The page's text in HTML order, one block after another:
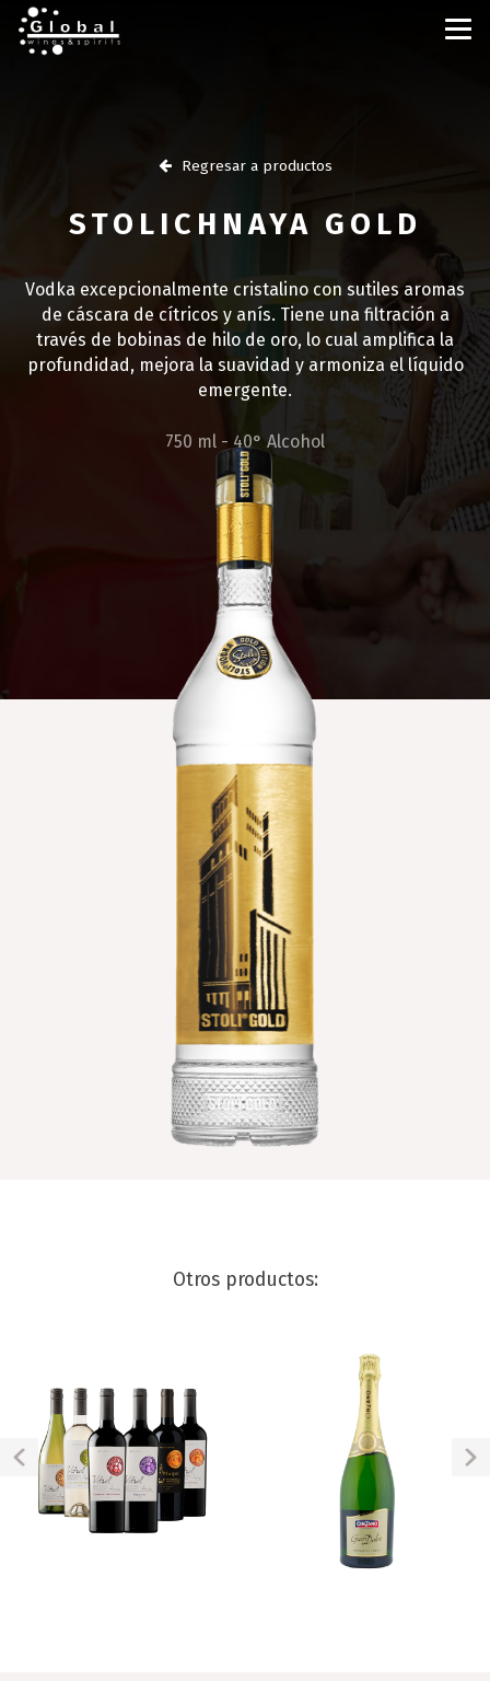
Regresar a productos
STOLICHNAYA GOLD
Vodka excepcionalmente cristalino con sutiles aromas
de cáscara de cítricos y anís. Tiene una filtración a
través de bobinas de hilo de oro, lo cual amplifica la
profundidad, mejora la suavidad y armoniza el líquido
emergente.
750 ml - 40° Alcohol
Otros productos: